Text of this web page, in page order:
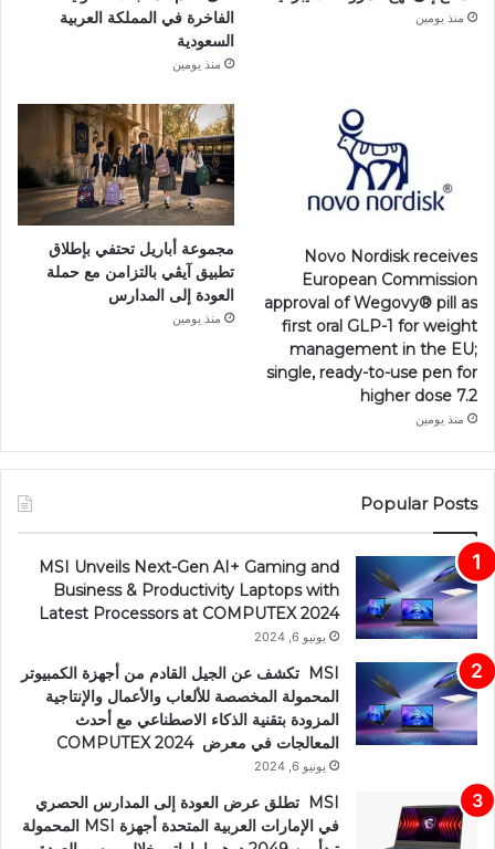
منذ يومين
الفاخرة في المملكة العربية
السعودية
منذ يومين
Novo Nordisk receives
European Commission
approval of Wegovy®️ pill as
first oral GLP-1 for weight
management in the EU;
single, ready-to-use pen for
higher dose 7.2
منذ يومين
مجموعة أباريل تحتفي بإطلاق
تطبيق آيڤي بالتزامن مع حملة
العودة إلى المدارس
منذ يومين
Popular Posts
MSI Unveils Next-Gen AI+ Gaming and
Business & Productivity Laptops with
Latest Processors at COMPUTEX 2024
يونيو 6, 2024
MSI تكشف عن الجيل القادم من أجهزة الكمبيوتر
المحمولة المخصصة للألعاب والأعمال والإنتاجية
المزودة بتقنية الذكاء الاصطناعي مع أحدث
المعالجات في معرض COMPUTEX 2024
يونيو 6, 2024
MSI تطلق عرض العودة إلى المدارس الحصري
في الإمارات العربية المتحدة أجهزة MSI المحمولة